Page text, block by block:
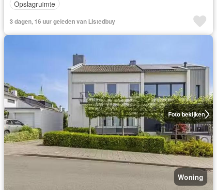
Opslagruimte
3 dagen, 16 uur geleden van Listedbuy
Foto bekijken
Woning